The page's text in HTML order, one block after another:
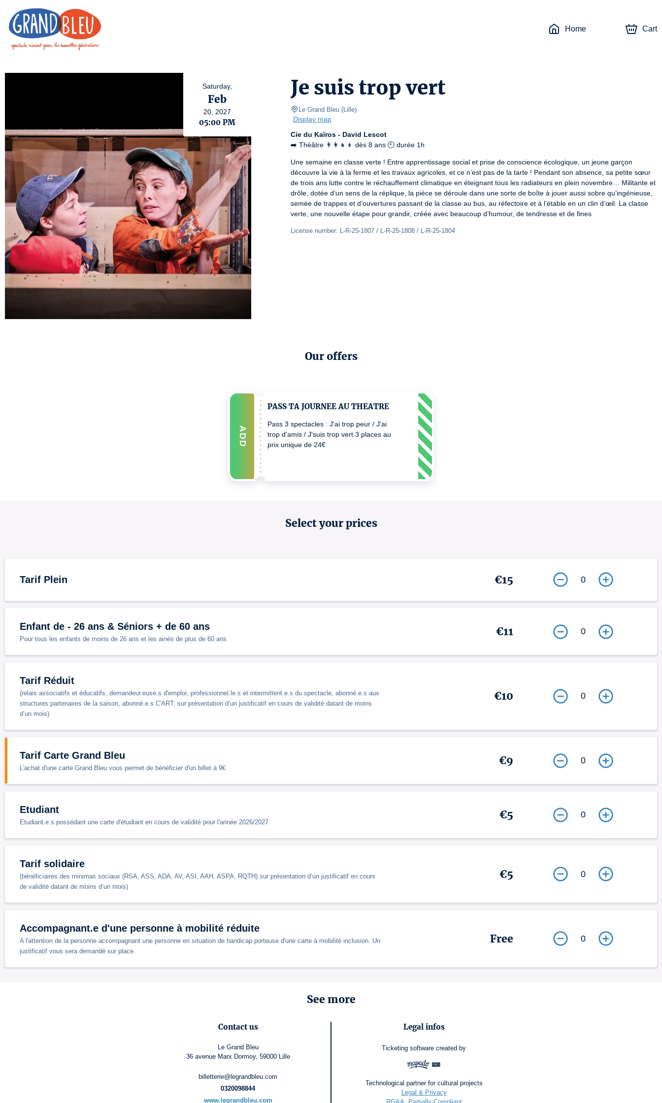
Home Cart
Saturday,
Feb
20, 2027
05:00 PM
Je suis trop vert
Le Grand Bleu (Lille)
Display map
Cie du Kaïros - David Lescot
➡️ Théâtre 👨‍👩‍👧‍👦 dès 8 ans 🕘 durée 1h
Une semaine en classe verte ! Entre apprentissage social et prise de conscience écologique, un jeune garçon
découvre la vie à la ferme et les travaux agricoles, et ce n’est pas de la tarte ! Pendant son absence, sa petite sœur
de trois ans lutte contre le réchauffement climatique en éteignant tous les radiateurs en plein novembre… Militante et
drôle, dotée d’un sens de la réplique, la pièce se déroule dans une sorte de boîte à jouer aussi sobre qu’ingénieuse,
semée de trappes et d’ouvertures passant de la classe au bus, au réfectoire et à l’étable en un clin d’œil. La classe
verte, une nouvelle étape pour grandir, créée avec beaucoup d’humour, de tendresse et de fines
License number: L-R-25-1807 / L-R-25-1808 / L-R-25-1804
Our offers
PASS TA JOURNEE AU THEATRE
Pass 3 spectacles : J'ai trop peur / J'ai
trop d'amis / J'suis trop vert 3 places au
prix unique de 24€
ADD
Select your prices
Tarif Plein €15 0
Enfant de - 26 ans & Séniors + de 60 ans
Pour tous les enfants de moins de 26 ans et les ainés de plus de 60 ans
€11 0
Tarif Réduit
(relais associatifs et éducatifs, demandeur.euse.s d'emploi, professionnel.le.s et intermittent.e.s du spectacle, abonné.e.s aux
structures partenaires de la saison, abonné.e.s C'ART, sur présentation d’un justificatif en cours de validité datant de moins
d’un mois)
€10 0
Tarif Carte Grand Bleu
L'achat d'une carte Grand Bleu vous permet de bénéficier d'un billet à 9€
€9 0
Etudiant
Etudiant.e.s possédant une carte d'étudiant en cours de validité pour l'année 2026/2027
€5 0
Tarif solidaire
(bénéficiaires des minimas sociaux (RSA, ASS, ADA, AV, ASI, AAH, ASPA, RQTH) sur présentation d’un justificatif en cours
de validité datant de moins d’un mois)
€5 0
Accompagnant.e d'une personne à mobilité réduite
A l'attention de la personne accompagnant une personne en situation de handicap porteuse d'une carte à mobilité inclusion. Un
justificatif vous sera demandé sur place.
Free 0
See more
Contact us
Le Grand Bleu
36 avenue Marx Dormoy, 59000 Lille
billetterie@legrandbleu.com
0320098844
www.legrandbleu.com
Legal infos
Ticketing software created by
Technological partner for cultural projects
Legal & Privacy